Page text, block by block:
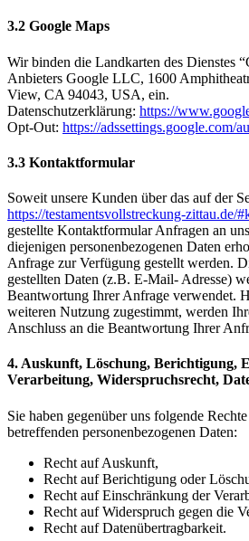
3.2 Google Maps
Wir binden die Landkarten des Dienstes
Anbieters Google LLC, 1600
View, CA 94043, USA, ein.
Datenschutzerklärung: https://
Opt-Out: https://adssettings.google.com/
3.3 Kontaktformular
Soweit unsere Kunden über das auf der
https://testamentsvollstreckung-zittau.de/
gestellte Kontaktformular Anfragen an
diejenigen personenbezogenen Daten
Anfrage zur Verfügung gestellt werden.
gestellten Daten (z.B. E-Mail- Adresse)
Beantwortung Ihrer Anfrage verwendet.
weiteren Nutzung zugestimmt, werden
Anschluss an die Beantwortung Ihrer
4. Auskunft, Löschung, Berichtigung,
Verarbeitung, Widerspruchsrecht,
Sie haben gegenüber uns folgende
betreffenden personenbezogenen Daten:
Recht auf Auskunft,
Recht auf Berichtigung oder
Recht auf Einschränkung der
Recht auf Widerspruch gegen die
Recht auf Datenübertragbarkeit.